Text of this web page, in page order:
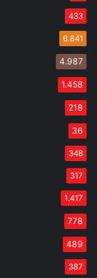
433
6.841
4.987
1.458
218
36
348
317
1.417
778
489
387